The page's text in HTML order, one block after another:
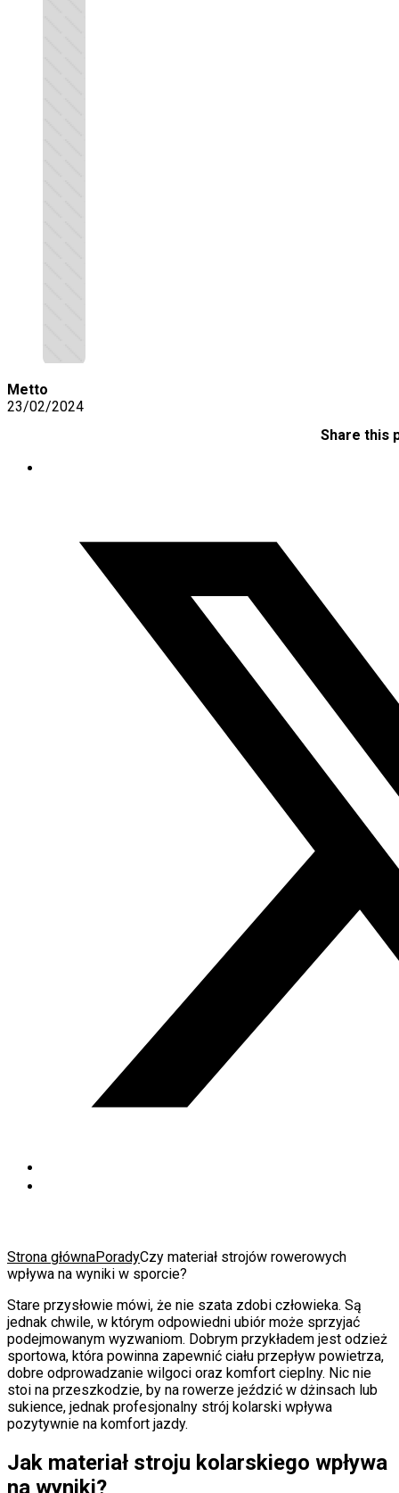
Metto
23/02/2024
Share this
Strona głównaPoradyCzy materiał strojów rowerowych
wpływa na wyniki w sporcie?
Stare przysłowie mówi, że nie szata zdobi człowieka. Są
jednak chwile, w którym odpowiedni ubiór może sprzyjać
podejmowanym wyzwaniom. Dobrym przykładem jest odzież
sportowa, która powinna zapewnić ciału przepływ powietrza,
dobre odprowadzanie wilgoci oraz komfort cieplny. Nic nie
stoi na przeszkodzie, by na rowerze jeździć w dżinsach lub
sukience, jednak profesjonalny strój kolarski wpływa
pozytywnie na komfort jazdy.
Jak materiał stroju kolarskiego wpływa
na wyniki?